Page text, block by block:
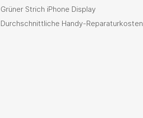
Grüner Strich iPhone Display
Durchschnittliche Handy-Reparaturkosten